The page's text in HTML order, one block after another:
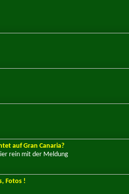
auf Gran Canaria?
rein mit der Meldung
Fotos !